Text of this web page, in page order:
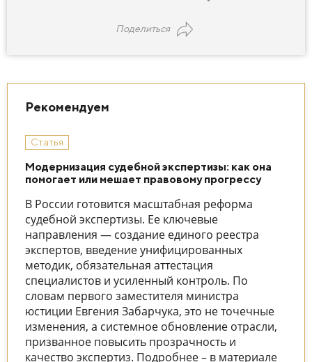
Поделиться
Рекомендуем
Статья
Модернизация судебной экспертизы: как она
помогает или мешает правовому прогрессу
В России готовится масштабная реформа
судебной экспертизы. Ее ключевые
направления — создание единого реестра
экспертов, введение унифицированных
методик, обязательная аттестация
специалистов и усиленный контроль. По
словам первого заместителя министра
юстиции Евгения Забарчука, это не точечные
изменения, а системное обновление отрасли,
призванное повысить прозрачность и
качество экспертиз. Подробнее – в материале